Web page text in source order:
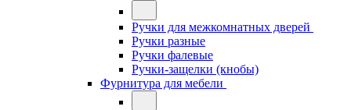
Ручки для межкомнатных дверей
Ручки разные
Ручки фалевые
Ручки-защелки (кнобы)
Фурнитура для мебели